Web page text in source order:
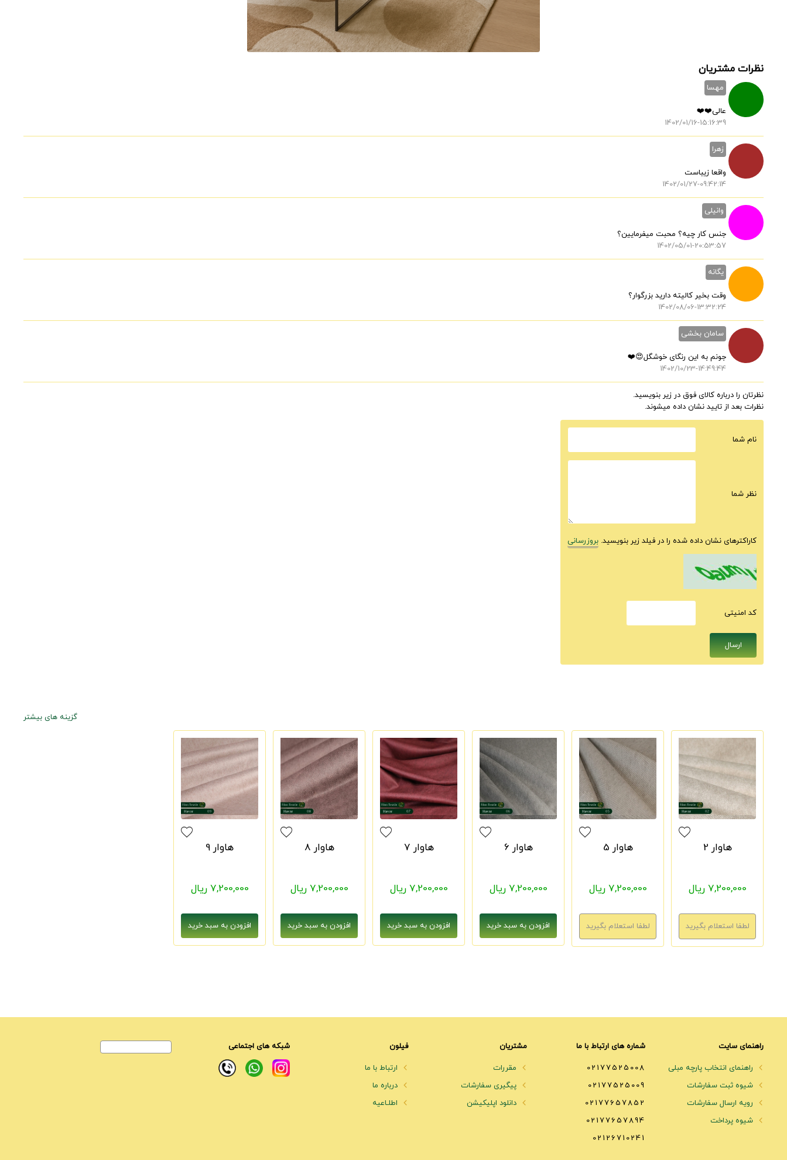
نظرات مشتریان
مهسا
عالی❤️❤️
1402/01/16-15:16:39
زهرا
واقعا زیباست
1402/01/27-09:42:14
وانیلی
جنس کار چیه؟ محبت میفرمایین؟
1402/05/01-20:53:57
یگانه
وقت بخیر کالیته دارید بزرگوار؟
1402/08/06-13:32:24
سامان بخشی
جونم به این رنگای خوشگل😍❤️
1402/10/23-14:49:44
نظرتان را درباره کالای فوق در زیر بنویسید.
نظرات بعد از تایید نشان داده میشوند.
نام شما
نظر شما
کاراکترهای نشان داده شده را در فیلد زیر بنویسید. بروزرسانی
كد امنيتى
گزینه های بیشتر
هاوار 2
7,200,000 ریال
هاوار 5
7,200,000 ریال
هاوار 6
7,200,000 ریال
هاوار 7
7,200,000 ریال
هاوار 8
7,200,000 ریال
هاوار 9
7,200,000 ریال
راهنمای سایت
راهنمای انتخاب پارچه مبلی
شیوه ثبت سفارشات
رویه ارسال سفارشات
شیوه پرداخت
شماره های ارتباط با ما
02177525008
02177525009
02177657852
02177657894
02126710241
مشتریان
مقررات
پیگیری سفارشات
دانلود اپلیکیشن
فیلون
ارتباط با ما
درباره ما
اطلـاعیه
شبکه های اجتماعی